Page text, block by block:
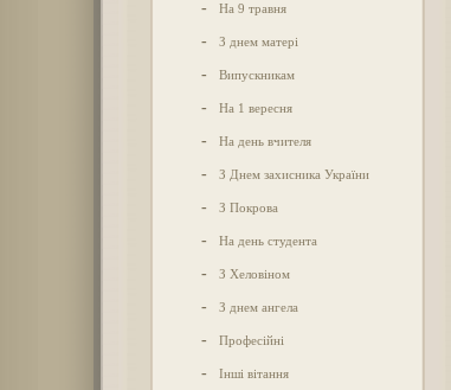
- На 9 травня
- З днем матері
- Випускникам
- На 1 вересня
- На день вчителя
- З Днем захисника України
- З Покрова
- На день студента
- З Хеловіном
- З днем ангела
- Професійні
- Інші вітання